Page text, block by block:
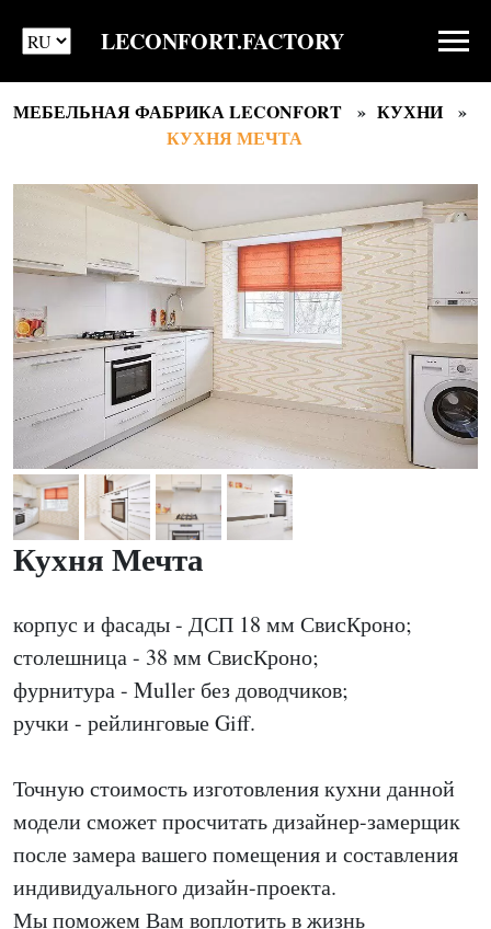
LECONFORT.FACTORY
МЕБЕЛЬНАЯ ФАБРИКА LECONFORT
КУХНИ
КУХНЯ МЕЧТА
Кухня Мечта
корпус и фасады - ДСП 18 мм СвисКроно;
столешница - 38 мм СвисКроно;
фурнитура - Muller без доводчиков;
ручки - рейлинговые Giff.
Точную стоимость изготовления кухни данной
модели сможет просчитать дизайнер-замерщик
после замера вашего помещения и составления
индивидуального дизайн-проекта.
Мы поможем Вам воплотить в жизнь